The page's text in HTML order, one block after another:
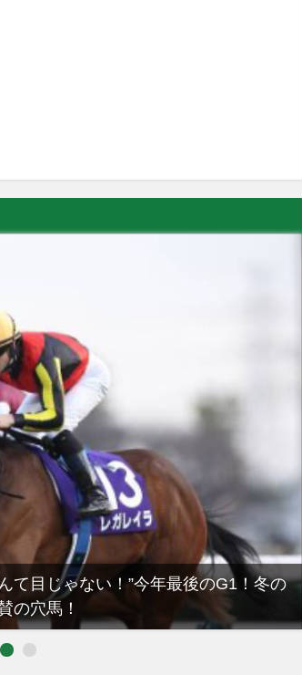
て目じゃない！”今年最後のG1！冬の
の穴馬！